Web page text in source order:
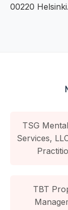
00220 Helsinki.
TSG
Services,
TBT